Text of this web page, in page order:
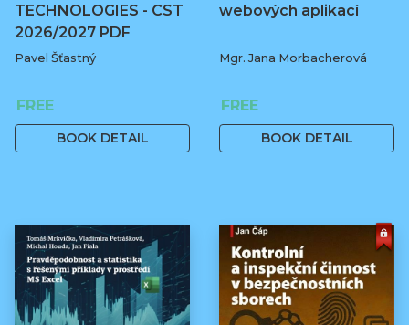
TECHNOLOGIES - CST
2026/2027 PDF
Pavel Šťastný
FREE
BOOK DETAIL
webových aplikací
Mgr. Jana Morbacherová
FREE
BOOK DETAIL